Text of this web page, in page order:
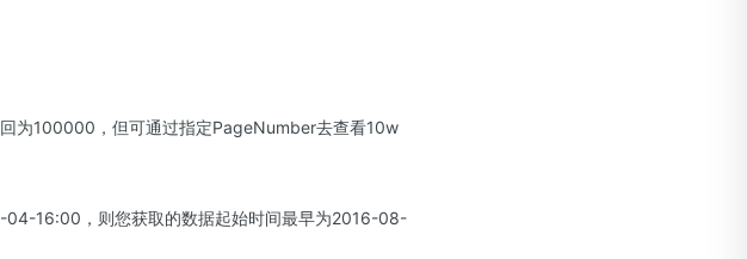
为100000，但可通过指定PageNumber去查看10w
16:00，则您获取的数据起始时间最早为2016-08-